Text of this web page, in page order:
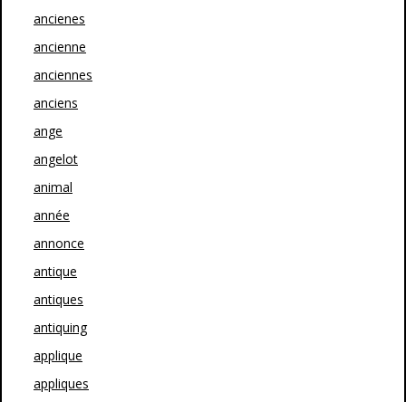
ancienes
ancienne
anciennes
anciens
ange
angelot
animal
année
annonce
antique
antiques
antiquing
applique
appliques